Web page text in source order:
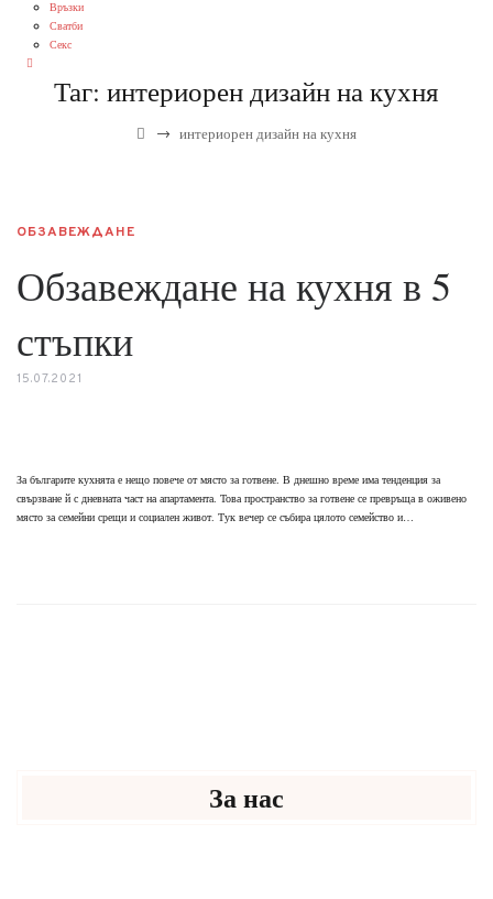
Връзки
Сватби
Секс
Таг: интериорен дизайн на кухня
→ интериорен дизайн на кухня
ОБЗАВЕЖДАНЕ
Обзавеждане на кухня в 5
стъпки
15.07.2021
За българите кухнята е нещо повече от място за готвене. В днешно време има тенденция за
свързване й с дневната част на апартамента. Това пространство за готвене се превръща в оживено
място за семейни срещи и социален живот. Тук вечер се събира цялото семейство и…
За нас